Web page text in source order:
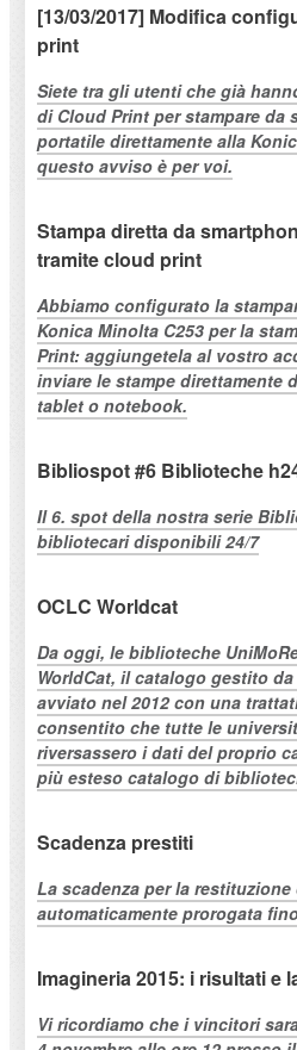
[13/03/2017] Modifica
print
Siete tra gli utenti che già
di Cloud Print per stampare da
portatile direttamente alla
questo avviso è per voi.
Stampa diretta da
tramite cloud print
Abbiamo configurato la
Konica Minolta C253 per la
Print: aggiungetela al vostro
inviare le stampe direttamente
tablet o notebook.
Bibliospot #6 Biblioteche
Il 6. spot della nostra serie
bibliotecari disponibili 24/7
OCLC Worldcat
Da oggi, le biblioteche
WorldCat, il catalogo gestito
avviato nel 2012 con una
consentito che tutte le
riversassero i dati del proprio
più esteso catalogo di
Scadenza prestiti
La scadenza per la
automaticamente prorogata
Imagineria 2015: i risultati e
Vi ricordiamo che i vincitori